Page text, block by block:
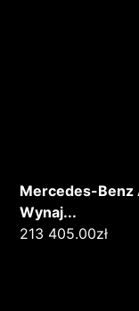
Mercedes-Benz
Wynaj...
213 405.00zł